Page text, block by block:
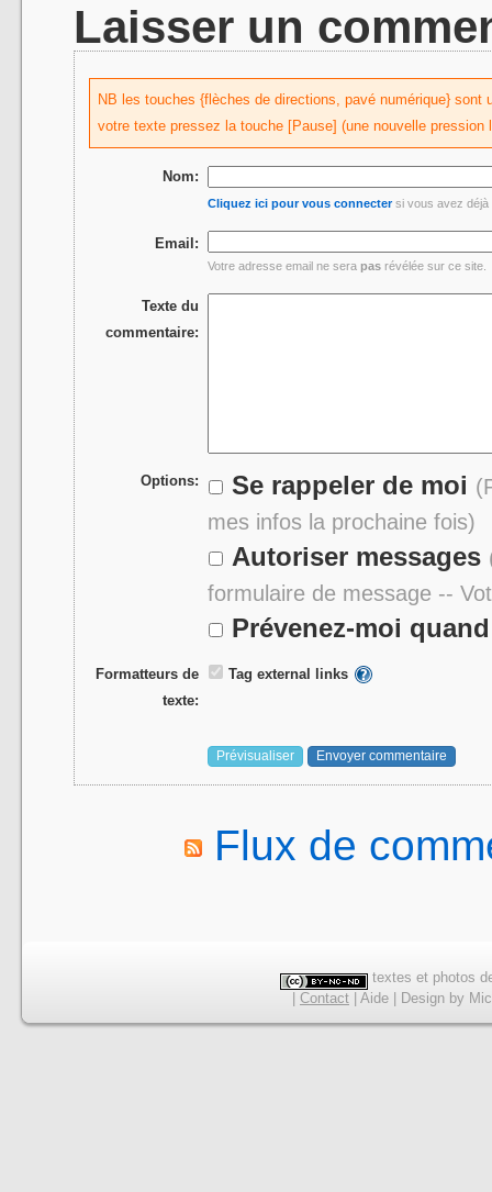
Laisser un
NB les touches {flèches de directions, pavé numérique}
votre texte pressez la touche [Pause] (une nouvelle pression
Nom:
Cliquez ici pour vous connectersi vous avez déjà
Email:
Votre adresse email ne serapas révélée sur ce site.
Texte du
commentaire:
Options: Se rappeler de moi
mes infos la prochaine fois)
Autoriser messages
formulaire de message --
Prévenez-moi
Formatteurs de
texte:
Tag external links
Flux de
textes et photos
Contact Aide Design by